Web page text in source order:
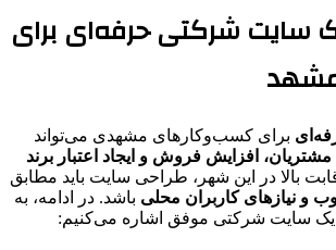
سایت شرکتی حرفه‌ای برای
برای کسب‌وکارهای مشهدی می‌تواند
افزایش فروش و ایجاد اعتبار برند
رقابت بالا در این شهر، طراحی سایت باید مطابق
وب و نیازهای کاربران محلی باشد. در ادامه، به
یک سایت شرکتی موفق اشاره می‌کنیم: